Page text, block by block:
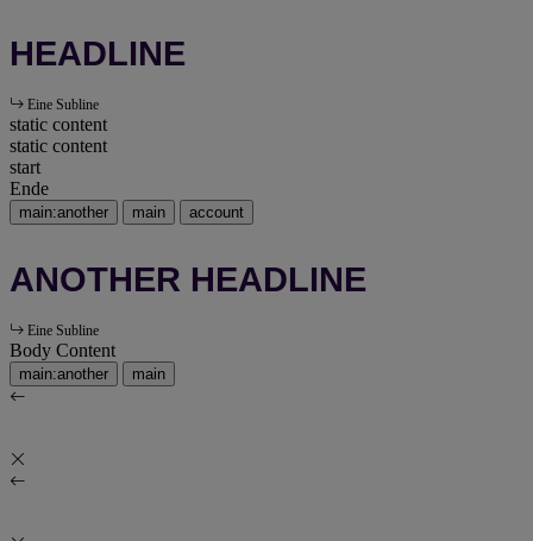
HEADLINE
Eine Subline
static content
static content
start
Ende
main:another main account
ANOTHER HEADLINE
Eine Subline
Body Content
main:another main